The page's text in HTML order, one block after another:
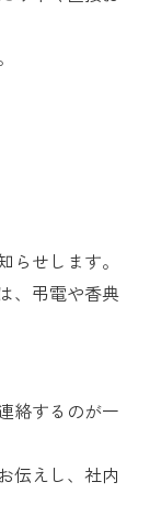
せします。
、弔電や香典
絡するのが一
伝えし、社内